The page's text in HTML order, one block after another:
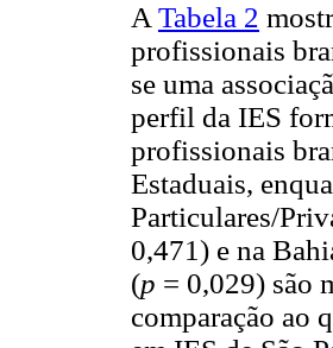
A Tabela 2
profissionais
se uma
perfil da IES
profissionais
Estaduais,
Particulares/
0,471) e na
(p = 0,029) são
comparação ao